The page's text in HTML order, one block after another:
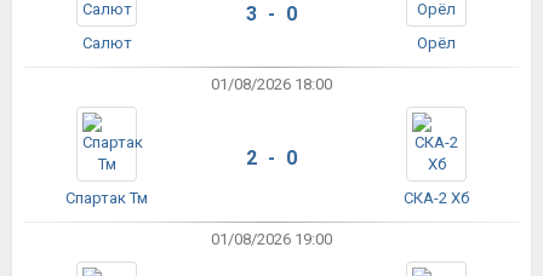
Салют
3 - 0
Орёл
01/08/2026 18:00
Спартак Тм
2 - 0
СКА-2 Хб
01/08/2026 19:00